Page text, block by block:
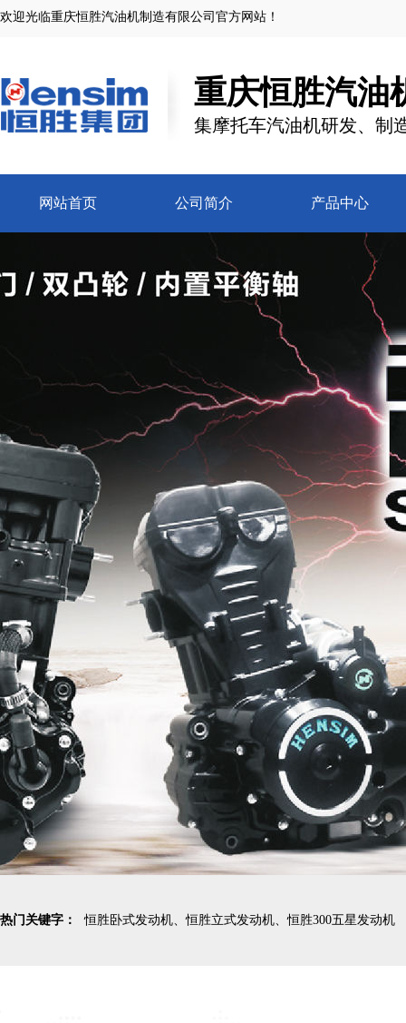
欢迎光临重庆恒胜汽油机制造有限公司 官方网站！
重庆恒胜汽油
集摩托车汽油机研发、制
网站首页 公司简介 产品中心
热门关键字： 恒胜卧式发动机、恒胜立式发动机、恒胜300五星发动机